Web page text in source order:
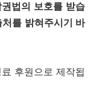
법의 보호를 받습
를 밝혀주시기 바
후원으로 제작됩